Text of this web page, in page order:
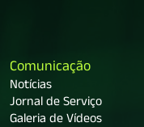
Comunicação
Notícias
Jornal de Serviço
Galeria de Vídeos